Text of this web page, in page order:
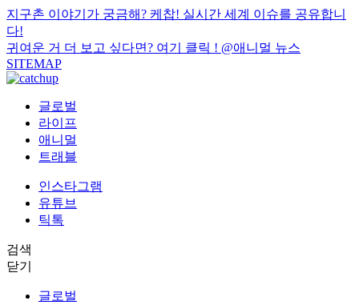
지구촌 이야기가 궁금해? 케찹! 실시간 세계 이슈를 공유합니
다!
귀여운 거 더 보고 싶다면? 여기 클릭 ! @애니멀 뉴스
SITEMAP
글로벌
라이프
애니멀
트래블
인스타그램
유튜브
틱톡
검색
닫기
글로벌